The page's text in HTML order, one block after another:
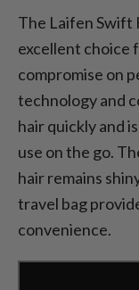
The Laifen Swift
excellent choice
compromise on
technology and
hair quickly and
use on the go.
hair remains
travel bag
convenience.